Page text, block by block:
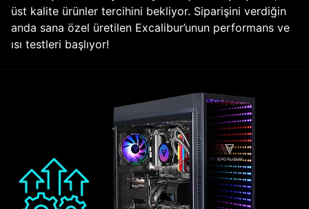
üst kalite ürünler tercihini bekliyor. Siparişini verdiğin
anda sana özel üretilen Excalibur’unun performans ve
ısı testleri başlıyor!